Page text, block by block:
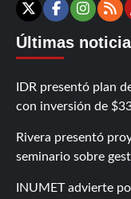
X
Últimas
IDR presentó plan
con inversión de
Rivera presentó
seminario sobre
INUMET advierte